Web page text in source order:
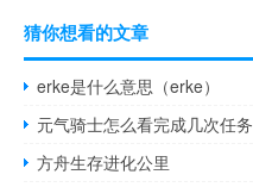
猜你想看的文章
erke是什么意思（erke）
元气骑士怎么看完成几次任务
方舟生存进化公里